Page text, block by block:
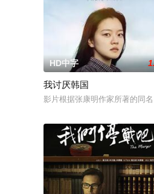
HD中字
我讨厌韩国
影片根据张康明作家所著的同